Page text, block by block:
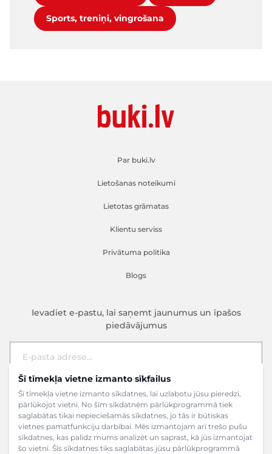
Šī tīmekļa vietne izmanto sīkfailus
Šī tīmekļa vietne izmanto sīkdatnes, lai uzlabotu jūsu pieredzi,
pārlūkojot vietni. No šīm sīkdatnēm pārlūkprogrammā tiek
saglabātas tikai nepieciešamās sīkdatnes, jo tās ir būtiskas
vietnes pamatfunkciju darbībai. Mēs izmantojam arī trešo pušu
sīkdatnes, kas palīdz mums analizēt un saprast, kā jūs izmantojat
šo vietni. Šīs sīkdatnes tiks saglabātas jūsu pārlūkprogrammā
Sports, treniņi, vingrošana
Par buki.lv
Lietošanas noteikumi
Lietotas grāmatas
Klientu serviss
Privātuma politika
Blogs
Ievadiet e-pastu, lai saņemt jaunumus un īpašos
piedāvājumus
E-pasta adrese
Pieteikties